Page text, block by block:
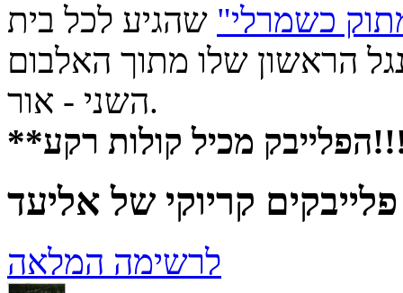
כשמרלי" שהגיע לכל בית
הראשון שלו מתוך האלבום
השני - אור.
מכיל קולות רקע!!!
קריוקי של אליעד
לרשימה המלאה